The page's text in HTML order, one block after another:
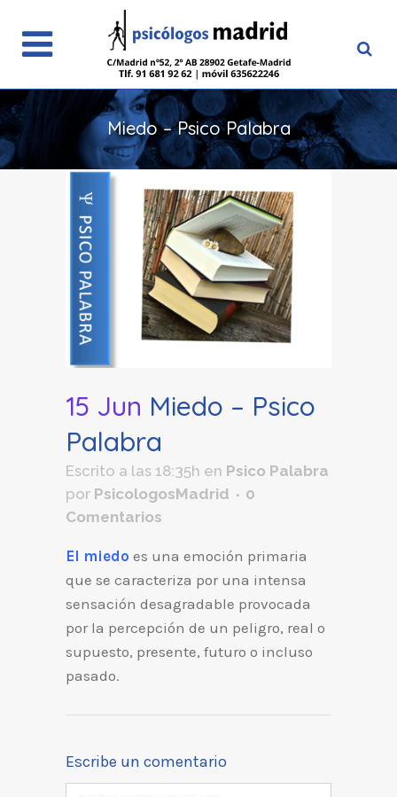
Miedo – Psico Palabra
15 Jun Miedo – Psico
Palabra
Escrito a las 18:35h en Psico Palabra
por PsicologosMadrid
0
Comentarios
El miedo es una emoción primaria
que se caracteriza por una intensa
sensación desagradable provocada
por la percepción de un peligro, real o
supuesto, presente, futuro o incluso
pasado.
Escribe un comentario